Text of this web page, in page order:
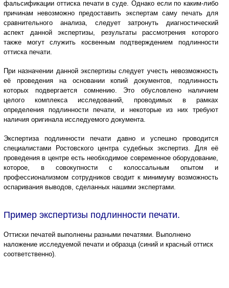
фальсификации оттиска печати в суде. Однако если по каким-либо
причинам невозможно предоставить экспертам саму печать для
сравнительного анализа, следует затронуть диагностический
аспект данной экспертизы, результаты рассмотрения которого
также могут служить косвенным подтверждением подлинности
оттиска печати.
При назначении данной экспертизы следует учесть невозможность
её проведения на основании копий документов, подлинность
которых подвергается сомнению. Это обусловлено наличием
целого комплекса исследований, проводимых в рамках
определения подлинности печати, и некоторые из них требуют
наличия оригинала исследуемого документа.
Экспертиза подлинности печати давно и успешно проводится
специалистами Ростовского центра судебных экспертиз. Для её
проведения в центре есть необходимое современное оборудование,
которое, в совокупности с колоссальным опытом и
профессионализмом сотрудников сводит к минимуму возможность
оспаривания выводов, сделанных нашими экспертами.
Пример экспертизы подлинности печати.
Оттиски печатей выполнены разными печатями. Выполнено
наложение исследуемой печати и образца (синий и красный оттиск
соответственно).